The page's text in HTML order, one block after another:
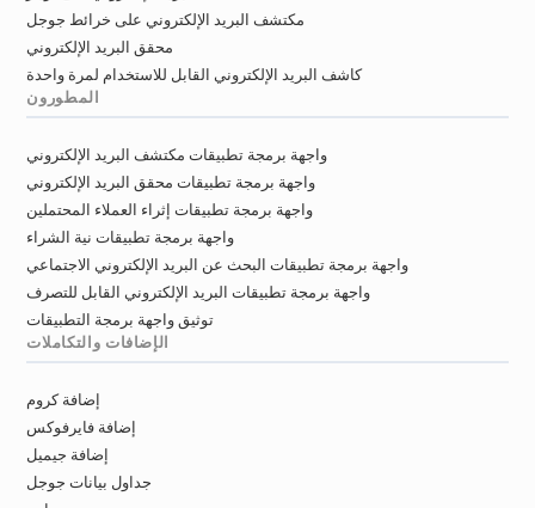
مكتشف البريد الإلكتروني على خرائط جوجل
محقق البريد الإلكتروني
كاشف البريد الإلكتروني القابل للاستخدام لمرة واحدة
المطورون
واجهة برمجة تطبيقات مكتشف البريد الإلكتروني
واجهة برمجة تطبيقات محقق البريد الإلكتروني
واجهة برمجة تطبيقات إثراء العملاء المحتملين
واجهة برمجة تطبيقات نية الشراء
واجهة برمجة تطبيقات البحث عن البريد الإلكتروني الاجتماعي
واجهة برمجة تطبيقات البريد الإلكتروني القابل للتصرف
توثيق واجهة برمجة التطبيقات
الإضافات والتكاملات
إضافة كروم
إضافة فايرفوكس
إضافة جيميل
جداول بيانات جوجل